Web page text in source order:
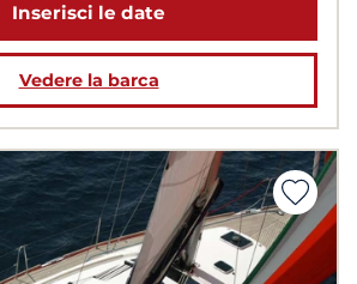
Inserisci le date
Vedere la barca